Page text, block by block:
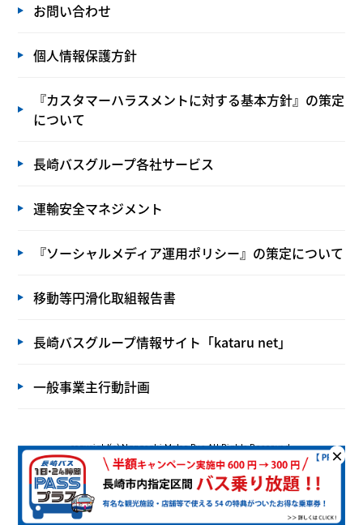
×
お問い合わせ
個人情報保護方針
『カスタマーハラスメントに対する基本方針』の策定
について
長崎バスグループ各社サービス
運輸安全マネジメント
『ソーシャルメディア運用ポリシー』の策定について
移動等円滑化取組報告書
長崎バスグループ情報サイト「kataru net」
一般事業主行動計画
copyright(c) Nagasaki Motor Bus All Rights Reserved.